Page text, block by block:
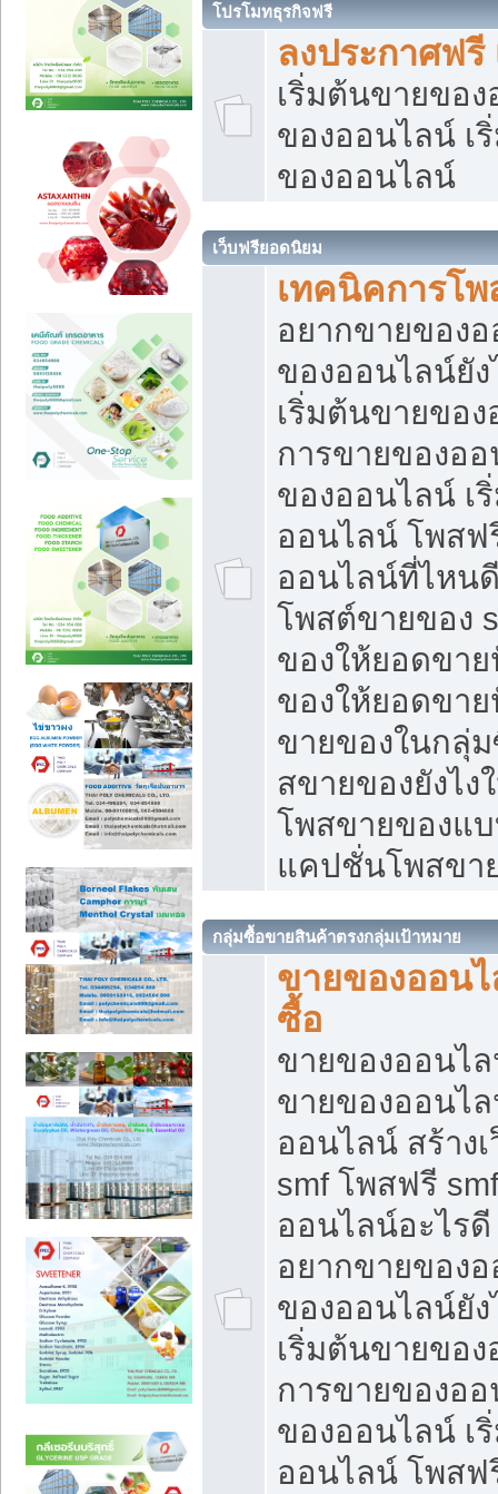
โปรโมทธุรกิจฟรี
ลงประกาศฟรี
เริ่มต้นขายขอ
ของออนไลน์ เ
ของออนไลน์
เว็บฟรียอดนิยม
เทคนิคการโ
อยากขายของ
ของออนไลน์ยั
เริ่มต้นขายของ
การขายของอ
ของออนไลน์ เ
ออนไลน์ โพสฟ
ออนไลน์ที่ไหน
โพสต์ขายของ
ของให้ยอดขา
ของให้ยอดขา
ขายของในกลุ่
สขายของยังไ
โพสขายของแ
แคปชั่นโพสขา
กลุ่มซื้อขายสินค้าตรงกลุ่มเป้าหมาย
ขายของออน
ซื้อ
ขายของออนไล
ขายของออนไ
ออนไลน์ สร้าง
smf โพสฟรี
ออนไลน์อะไร
อยากขายของ
ของออนไลน์ยั
เริ่มต้นขายของ
การขายของอ
ของออนไลน์ เ
ออนไลน์ โพส